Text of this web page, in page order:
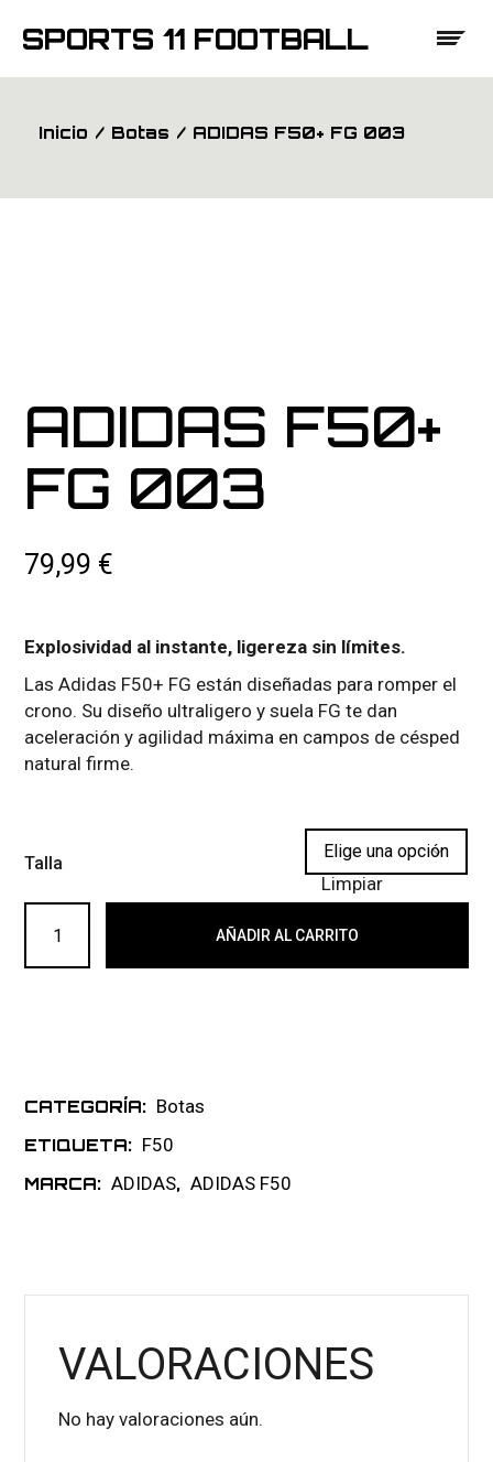
contenido
SPORTS 11 FOOTBALL
Inicio Botas ADIDAS F50+ FG 003
ADIDAS F50+
FG 003
79,99 €
Explosividad al instante, ligereza sin límites.
Las Adidas F50+ FG están diseñadas para romper el
crono. Su diseño ultraligero y suela FG te dan
aceleración y agilidad máxima en campos de césped
natural firme.
Talla
Limpiar
ADIDAS F50+ FG 003 cantidad
AÑADIR AL CARRITO
CATEGORÍA: Botas
ETIQUETA: F50
MARCA: ADIDAS, ADIDAS F50
VALORACIONES
No hay valoraciones aún.